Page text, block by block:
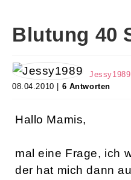
Blutung 40
Jessy1989
08.04.2010 | 6 Antworten
Hallo Mamis,
mal eine Frage, ich
der hat mich dann